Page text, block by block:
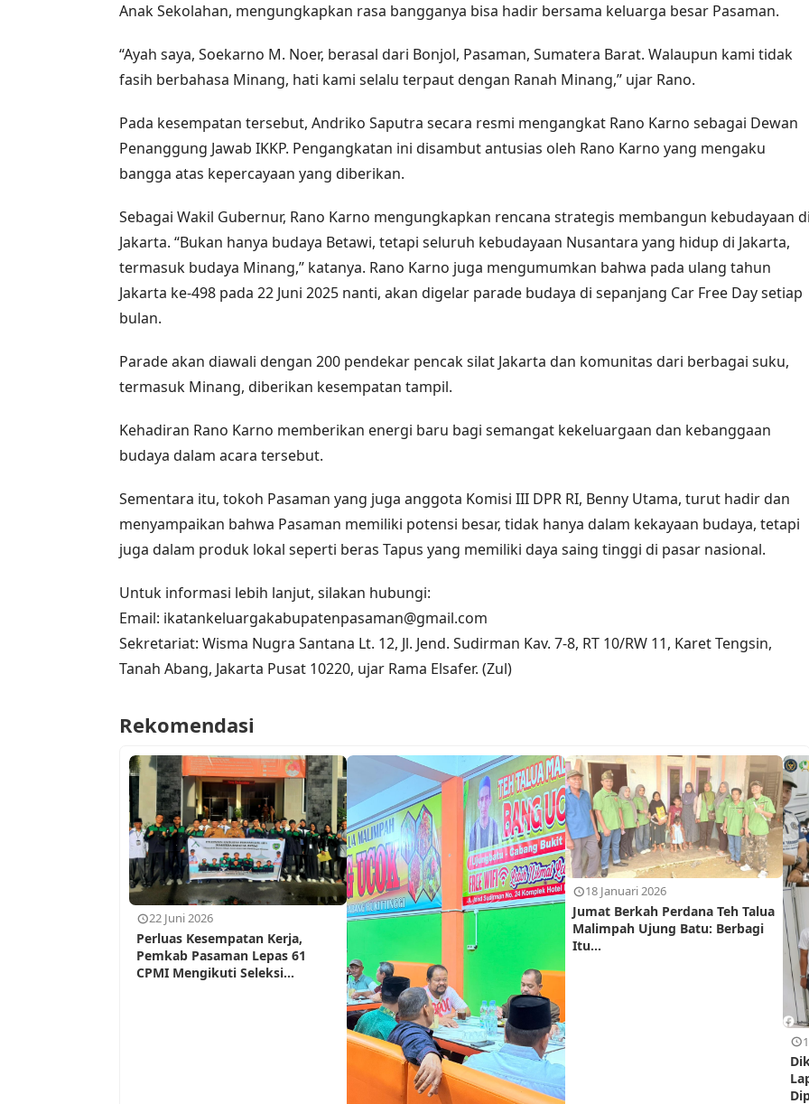
Anak Sekolahan, mengungkapkan rasa bangganya bisa hadir bersama keluarga besar Pasaman.
“Ayah saya, Soekarno M. Noer, berasal dari Bonjol, Pasaman, Sumatera Barat. Walaupun kami tidak
fasih berbahasa Minang, hati kami selalu terpaut dengan Ranah Minang,” ujar Rano.
Pada kesempatan tersebut, Andriko Saputra secara resmi mengangkat Rano Karno sebagai Dewan
Penanggung Jawab IKKP. Pengangkatan ini disambut antusias oleh Rano Karno yang mengaku
bangga atas kepercayaan yang diberikan.
Sebagai Wakil Gubernur, Rano Karno mengungkapkan rencana strategis membangun kebudayaan
Jakarta. “Bukan hanya budaya Betawi, tetapi seluruh kebudayaan Nusantara yang hidup di Jakarta,
termasuk budaya Minang,” katanya. Rano Karno juga mengumumkan bahwa pada ulang tahun
Jakarta ke-498 pada 22 Juni 2025 nanti, akan digelar parade budaya di sepanjang Car Free Day setiap
bulan.
Parade akan diawali dengan 200 pendekar pencak silat Jakarta dan komunitas dari berbagai suku,
termasuk Minang, diberikan kesempatan tampil.
Kehadiran Rano Karno memberikan energi baru bagi semangat kekeluargaan dan kebanggaan
budaya dalam acara tersebut.
Sementara itu, tokoh Pasaman yang juga anggota Komisi III DPR RI, Benny Utama, turut hadir dan
menyampaikan bahwa Pasaman memiliki potensi besar, tidak hanya dalam kekayaan budaya, tetapi
juga dalam produk lokal seperti beras Tapus yang memiliki daya saing tinggi di pasar nasional.
Untuk informasi lebih lanjut, silakan hubungi:
Email: ikatankeluargakabupatenpasaman@gmail.com
Sekretariat: Wisma Nugra Santana Lt. 12, Jl. Jend. Sudirman Kav. 7-8, RT 10/RW 11, Karet Tengsin,
Tanah Abang, Jakarta Pusat 10220, ujar Rama Elsafer. (Zul)
Rekomendasi
22 Juni 2026
Perluas Kesempatan Kerja,
Pemkab Pasaman Lepas 61
CPMI Mengikuti Seleksi...
18 Januari 2026
Jumat Berkah Perdana Teh Talua
Malimpah Ujung Batu: Berbagi
Itu...